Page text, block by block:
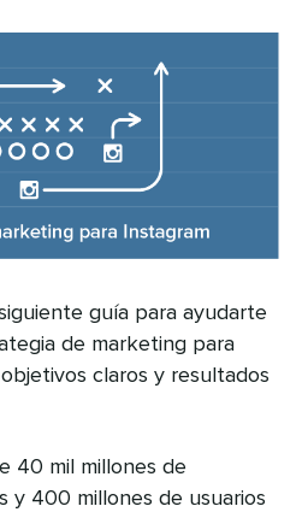
guía para ayudarte
de marketing para
claros y resultados
40 mil millones de
y 400 millones de usuarios